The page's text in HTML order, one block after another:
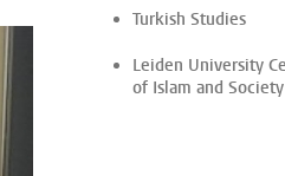
Turkish Studies
Leiden University
of Islam and Society